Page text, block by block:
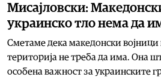
Мисајловски:
украинско тло нема да
Сметаме дека македонски војници
територија не треба да има. Она
особена важност за украинските